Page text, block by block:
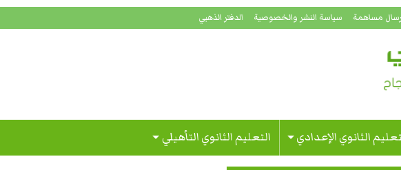
مساهمة سياسة النشر والخصوصية الدفتر الذهبي
الثانوي الإعدادي التعليم الثانوي التأهيلي